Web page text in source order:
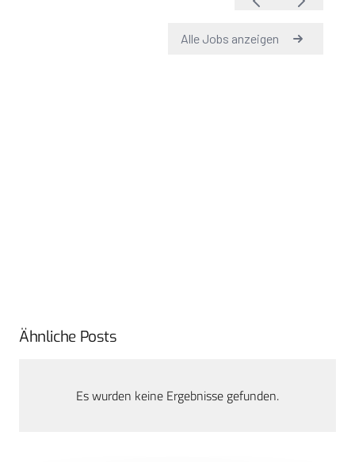
Ähnliche Posts
Es wurden keine Ergebnisse gefunden.